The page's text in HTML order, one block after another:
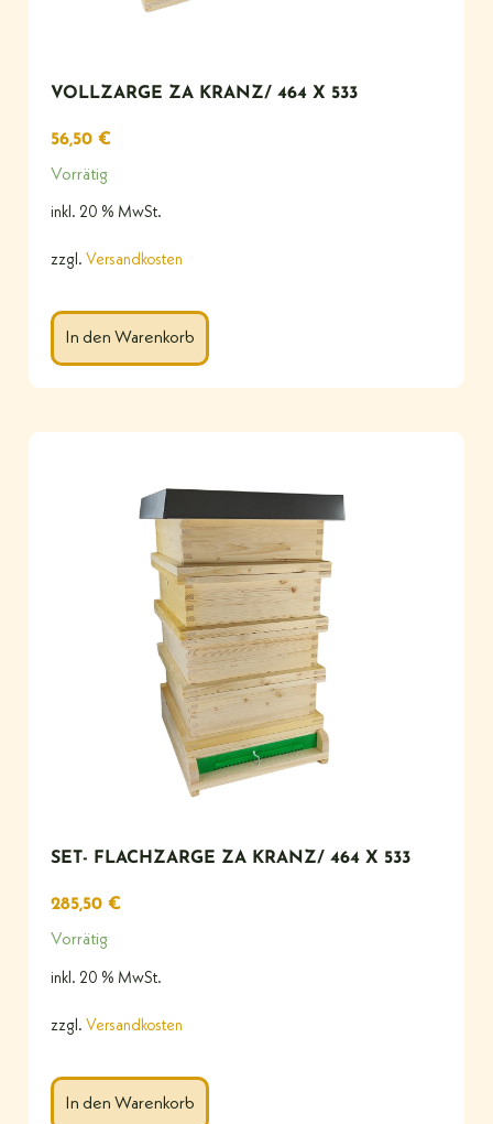
VOLLZARGE ZA KRANZ/ 464 X 533
56,50 €
Vorrätig
inkl. 20 % MwSt.
zzgl. Versandkosten
In den Warenkorb
SET- FLACHZARGE ZA KRANZ/ 464 X 533
285,50 €
Vorrätig
inkl. 20 % MwSt.
zzgl. Versandkosten
In den Warenkorb